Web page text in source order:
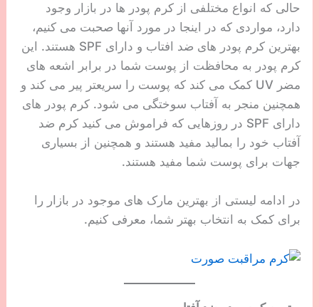
حالی که انواع مختلفی از کرم پودر ها در بازار وجود
دارد، مواردی که در اینجا در مورد آنها صحبت می کنیم،
بهترین کرم پودر های ضد افتاب و دارای SPF هستند. این
کرم پودر به محافظت از پوست شما در برابر اشعه های
مضر UV کمک می کند که پوست را سریعتر پیر می کند و
همچنین منجر به آفتاب سوختگی می شود. کرم پودر های
دارای SPF در روزهایی که فراموش می کنید کرم ضد
آفتاب خود را بمالید مفید هستند و همچنین از بسیاری
جهات برای پوست شما مفید هستند.
در ادامه لیستی از بهترین مارک های موجود در بازار را
برای کمک به انتخاب بهتر شما، معرفی کنیم.